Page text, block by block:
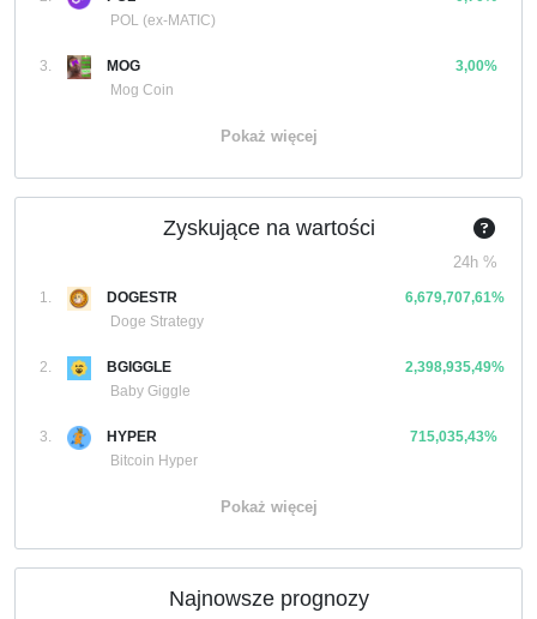
POL (ex-MATIC)
3.
MOG
Mog Coin
3,00%
Pokaż więcej
Zyskujące na wartości
24h %
1.
DOGESTR
Doge Strategy
6,679,707,61%
2.
BGIGGLE
Baby Giggle
2,398,935,49%
3.
HYPER
Bitcoin Hyper
715,035,43%
Pokaż więcej
Najnowsze prognozy